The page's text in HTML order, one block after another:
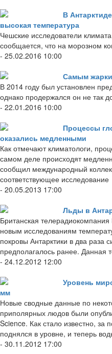
В
высокая температура
Чешские исследователи
сообщается, что на морозном
- 25.02.2016 10:00
Самым
В 2014 году был установлен
однако продержался он не так
- 22.01.2016 10:00
Процессы
оказались медленными
Как отмечают климатологи,
самом деле происходят
сообщил международный
соответствующее исследование
- 20.05.2013 17:00
Льды в
Британская
новым исследованиям
покровы Антарктики в два раза
предполагалось ранее. Данная
- 24.12.2012 12:00
Уровень
мм
Новые сводные данные по
приполярных людов были
Science. Как стало известно, за
поднялся в уровне, и теперь
- 30.11.2012 17:00